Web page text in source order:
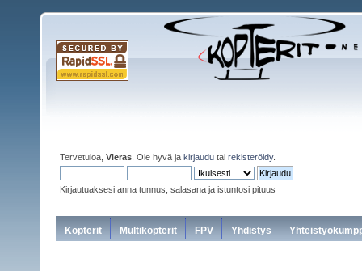
Tervetuloa, Vieras . Ole hyvä ja kirjaudu tai rekisteröidy.
Kirjautuaksesi anna tunnus, salasana ja istuntosi pituus
Kopterit Multikopterit FPV Yhdistys